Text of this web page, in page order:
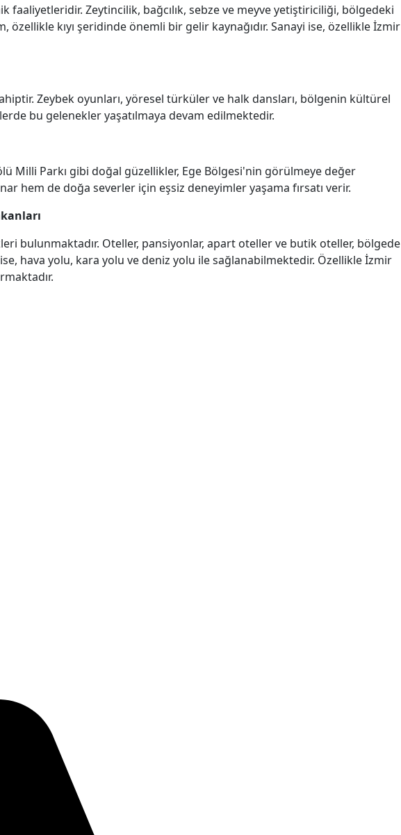
faaliyetleridir. Zeytincilik, bağcılık, sebze ve meyve yetiştiriciliği, bölgedeki
kıyı şeridinde önemli bir gelir kaynağıdır. Sanayi ise, özellikle İzmir
Zeybek oyunları, yöresel türküler ve halk dansları, bölgenin kültürel
bu gelenekler yaşatılmaya devam edilmektedir.
Milli Parkı gibi doğal güzellikler, Ege Bölgesi'nin görülmeye değer
hem de doğa severler için eşsiz deneyimler yaşama fırsatı verir.
bulunmaktadır. Oteller, pansiyonlar, apart oteller ve butik oteller, bölgede
hava yolu, kara yolu ve deniz yolu ile sağlanabilmektedir. Özellikle İzmir